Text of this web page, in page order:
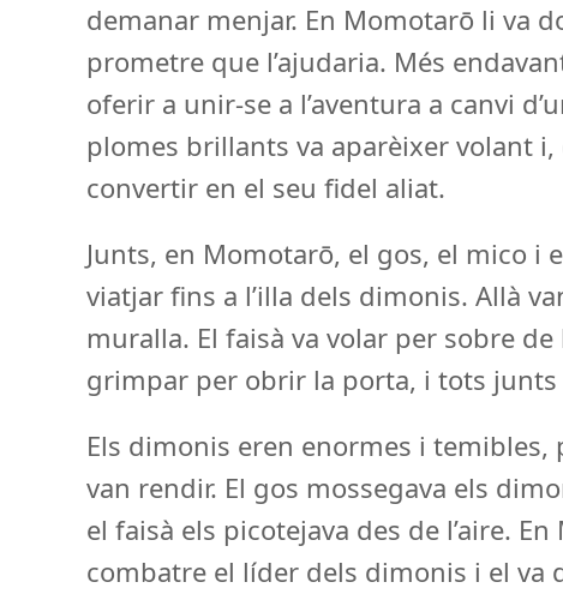
demanar menjar. En Momotarō li va
prometre que l’ajudaria. Més
oferir a unir-se a l’aventura a canvi
plomes brillants va aparèixer volant
convertir en el seu fidel aliat.
Junts, en Momotarō, el gos, el mico i
viatjar fins a l’illa dels dimonis. Allà
muralla. El faisà va volar per sobre
grimpar per obrir la porta, i tots junts
Els dimonis eren enormes i
van rendir. El gos mossegava els
el faisà els picotejava des de l’aire.
combatre el líder dels dimonis i el va